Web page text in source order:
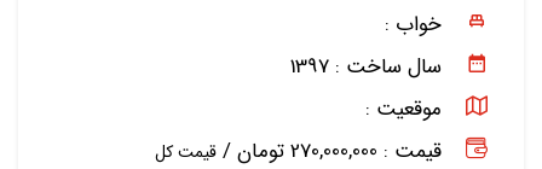
خواب :
سال ساخت : 1397
موقعیت :
قیمت : 270,000,000 تومان /
قیمت کل